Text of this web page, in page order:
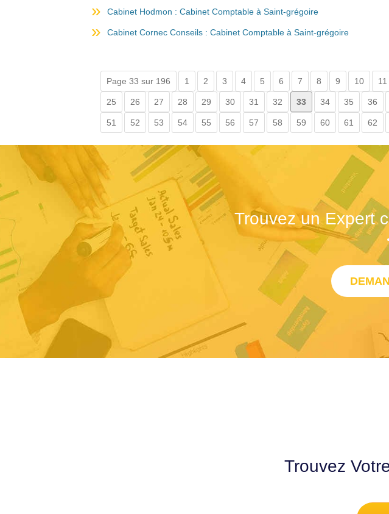
Cabinet Hodmon : Cabinet Comptable à Saint-grégoire
Cabinet Cornec Conseils : Cabinet Comptable à Saint-grégoire
Page 33 sur 196 1 2 3 4 5 6 7 8 9 10 11
25 26 27 28 29 30 31 32 33 34 35 36
51 52 53 54 55 56 57 58 59 60 61 62
Trouvez un Expert
Trouvez